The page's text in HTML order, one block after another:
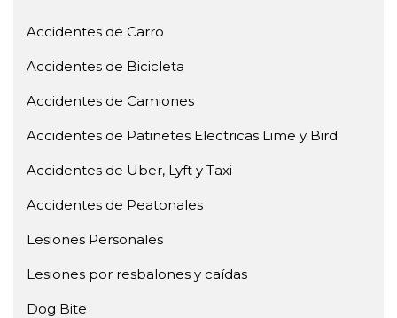
Accidentes de Carro
Accidentes de Bicicleta
Accidentes de Camiones
Accidentes de Patinetes Electricas Lime y Bird
Accidentes de Uber, Lyft y Taxi
Accidentes de Peatonales
Lesiones Personales
Lesiones por resbalones y caídas
Dog Bite